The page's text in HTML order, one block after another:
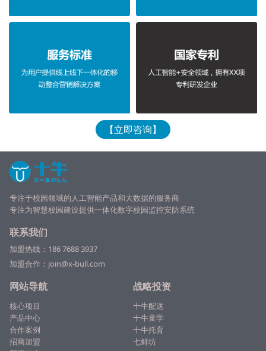
【立即咨询】
专注于校园领域的人工智能产品和大数据的服务商
专注为智慧校园建设提供一体化数字校园监控安防系统
联系我们
加盟热线： 186 7688 3937
加盟合作：join@x-bull.com
网站导航
核心项目
产品中心
合作案例
招商加盟
战略投资
十牛配送
十牛童学
十牛托育
七鲜坊